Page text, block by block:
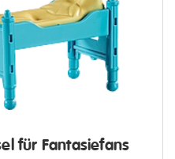
für Fantasiefans